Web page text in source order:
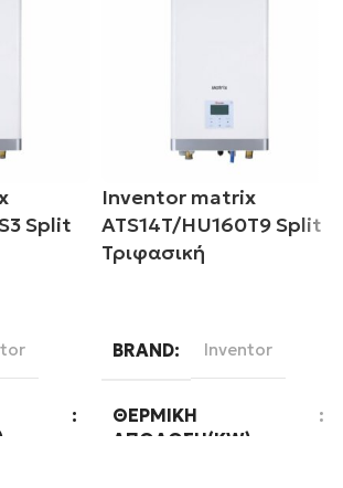
Split
Inventor matrix
ATS14T/HU160T9 Split
Τριφασική
BRAND Inventor
ΘΕΡΜΙΚΉ
ΑΠΌΔΟΣΗ(KW)